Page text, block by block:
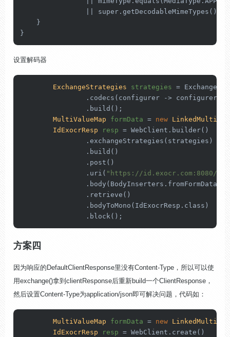
super
    }
}
设置解码器
ExchangeStrategies strategies =
.codecs(configurer ->
                .build();
MultiValueMap
formData = new
IdExocrResp
resp = WebClient.builder()
                .exchangeStrategies(strategies)
                .build()
                .post()
                .uri(
"https://id.exocr.com:8080/
                .retrieve()
                .bodyToMono(IdExocrResp.class)
                .block();
方案四
因为响应的DefaultClientResponse里没有Content-Type，所以可以使
用exchange()拿到clientResponse后重新build一个ClientResponse，
然后设置Content-Type为application/json即可解决问题，代码如：
MultiValueMap formData = new
IdExocrResp
resp = WebClient.create()